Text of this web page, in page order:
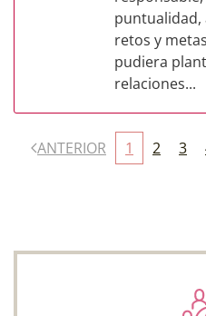
puntualidad,
retos y
pudiera
relaciones...
ANTERIOR 1 2 3